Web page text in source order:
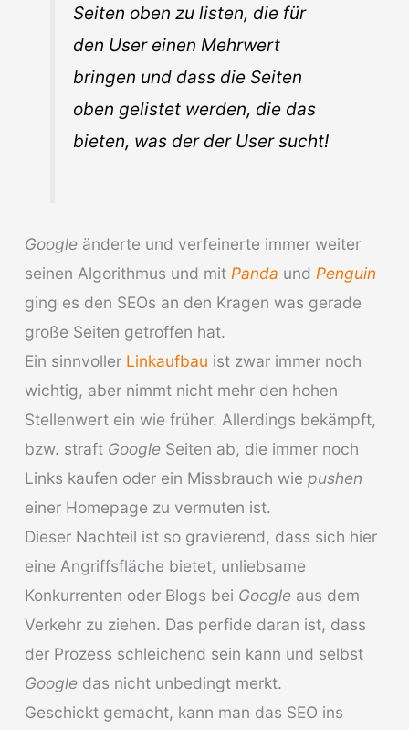
Seiten oben zu listen, die für
den User einen Mehrwert
bringen und dass die Seiten
oben gelistet werden, die das
bieten, was der der User sucht!
Googleänderte und verfeinerte immer weiter
seinen Algorithmus und mit Panda und Penguin
ging es den SEOs an den Kragen was gerade
große Seiten getroffen hat.
Ein sinnvoller Linkaufbau ist zwar immer noch
wichtig, aber nimmt nicht mehr den hohen
Stellenwert ein wie früher. Allerdings bekämpft,
bzw. straft GoogleSeiten ab, die immer noch
Links kaufen oder ein Missbrauch wie pushen
einer Homepage zu vermuten ist.
Dieser Nachteil ist so gravierend, dass sich hier
eine Angriffsfläche bietet, unliebsame
Konkurrenten oder Blogs bei Googleaus dem
Verkehr zu ziehen. Das perfide daran ist, dass
der Prozess schleichend sein kann und selbst
Googledas nicht unbedingt merkt.
Geschickt gemacht, kann man das SEO ins